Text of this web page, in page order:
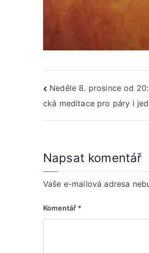
Navigace
pro
Neděle 8. prosince od
cká meditace pro páry i
Napsat komentář
Vaše e-mailová adresa
Komentář *